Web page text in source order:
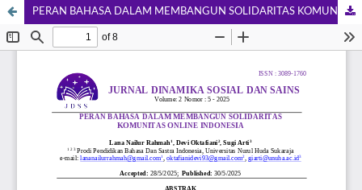
PERAN BAHASA DALAM MEMBANGUN SOLIDARITAS KOMUNITAS ONLINE INDONESIA